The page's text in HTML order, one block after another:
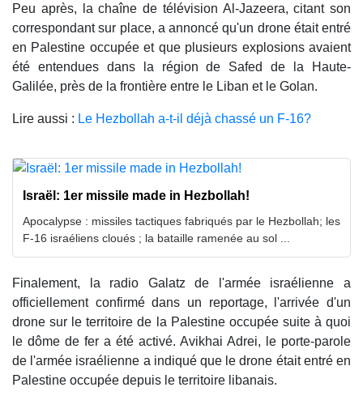
Peu après, la chaîne de télévision Al-Jazeera, citant son
correspondant sur place, a annoncé qu'un drone était entré
en Palestine occupée et que plusieurs explosions avaient
été entendues dans la région de Safed de la Haute-
Galilée, près de la frontière entre le Liban et le Golan.
Lire aussi : Le Hezbollah a-t-il déjà chassé un F-16?
Israël: 1er missile made in Hezbollah!
Apocalypse : missiles tactiques fabriqués par le Hezbollah; les
F-16 israéliens cloués ; la bataille ramenée au sol ...
Finalement, la radio Galatz de l'armée israélienne a
officiellement confirmé dans un reportage, l'arrivée d'un
drone sur le territoire de la Palestine occupée suite à quoi
le dôme de fer a été activé. Avikhai Adrei, le porte-parole
de l'armée israélienne a indiqué que le drone était entré en
Palestine occupée depuis le territoire libanais.